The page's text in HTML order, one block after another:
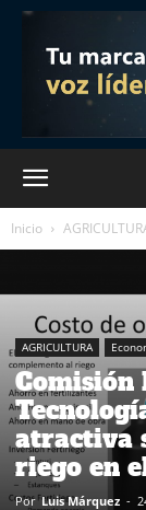
Inicio
AGRICULTURA
Comisión
atractiva
riego en
Por Luis Márquez -